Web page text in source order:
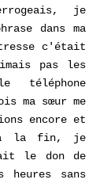
je
dans ma
c'était
pas les
téléphone
ma sœur me
encore et
à la fin, je
le don de
sans